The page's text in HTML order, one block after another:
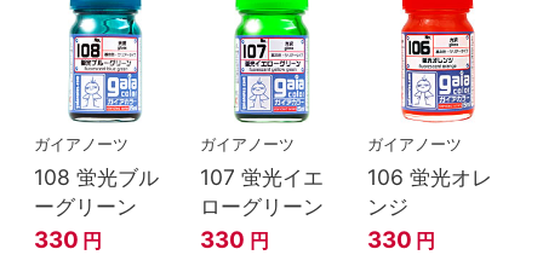
ガイアノーツ
108 蛍光ブル
ーグリーン
330 円
ガイアノーツ
107 蛍光イエ
ローグリーン
330 円
ガイアノーツ
106 蛍光オレ
ンジ
330 円